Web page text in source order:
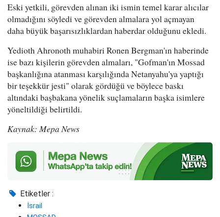
Eski yetkili, görevden alınan iki ismin temel karar alıcılar
olmadığını söyledi ve görevden almalara yol açmayan
daha büyük başarısızlıklardan haberdar olduğunu ekledi.
Yedioth Ahronoth muhabiri Ronen Bergman'ın haberinde
ise bazı kişilerin görevden almaları, "Gofman'ın Mossad
başkanlığına atanması karşılığında Netanyahu'ya yaptığı
bir teşekkür jesti" olarak gördüğü ve böylece baskı
altındaki başbakana yönelik suçlamaların başka isimlere
yöneltildiği belirtildi.
Kaynak: Mepa News
Etiketler :
İsrail